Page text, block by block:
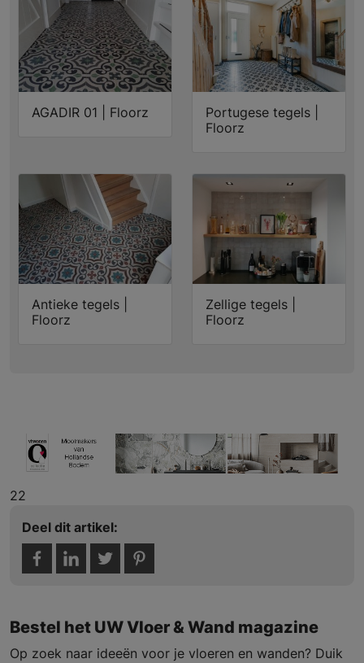
AGADIR 01 | Floorz
Portugese tegels |
Floorz
Antieke tegels |
Floorz
Zellige tegels |
Floorz
22
Deel dit artikel:
Bestel het UW Vloer & Wand magazine
Op zoek naar ideeën voor je vloeren en wanden? Duik